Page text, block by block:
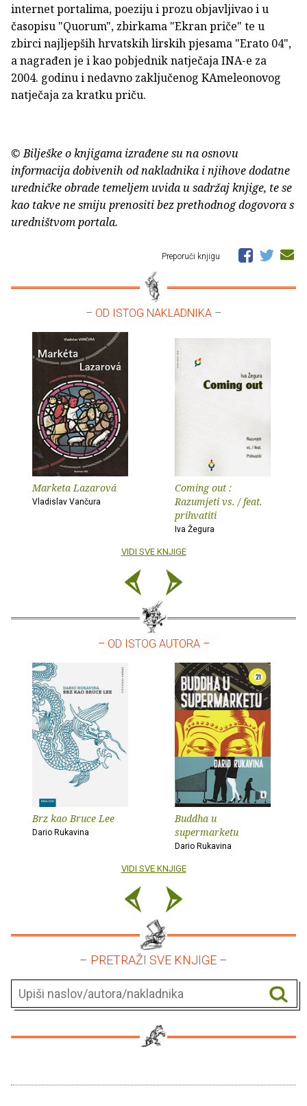
internet portalima, poeziju i prozu objavljivao i u
časopisu "Quorum", zbirkama "Ekran priče" te u
zbirci najljepših hrvatskih lirskih pjesama "Erato 04",
a nagrađen je i kao pobjednik natječaja INA-e za
2004. godinu i nedavno zaključenog KAmeleonovog
natječaja za kratku priču.
© Bilješke o knjigama izrađene su na osnovu
informacija dobivenih od nakladnika i njihove dodatne
uredničke obrade temeljem uvida u sadržaj knjige, te se
kao takve ne smiju prenositi bez prethodnog dogovora s
uredništvom portala.
Preporuči knjigu
– OD ISTOG NAKLADNIKA –
Marketa Lazarová
Vladislav Vančura
Coming out :
Razumjeti vs. / feat.
prihvatiti
Iva Žegura
VIDI SVE KNJIGE
– OD ISTOG AUTORA –
Brz kao Bruce Lee
Dario Rukavina
Buddha u
supermarketu
Dario Rukavina
VIDI SVE KNJIGE
– PRETRAŽI SVE KNJIGE –